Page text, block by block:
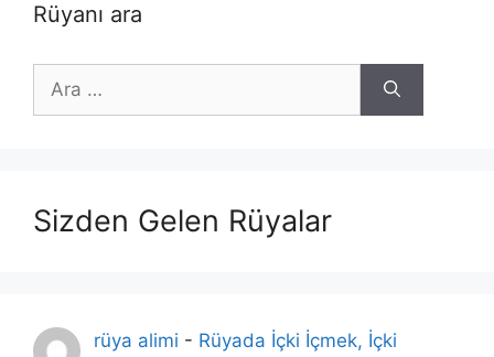
Rüyanı ara
için
Sizden Gelen Rüyalar
rüya alimi - Rüyada İçki İçmek, İçki